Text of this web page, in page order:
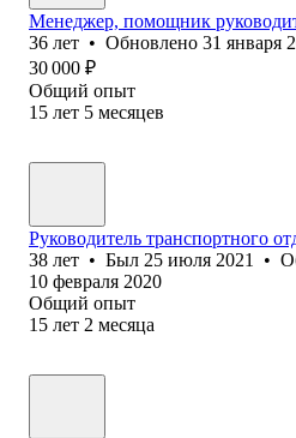
Менеджер, помощник
36 лет • Обновлено 31 января
30 000 ₽
Общий опыт
15 лет 5 месяцев
Руководитель транспортного
38 лет • Был 25 июля 2021 •
10 февраля 2020
Общий опыт
15 лет 2 месяца